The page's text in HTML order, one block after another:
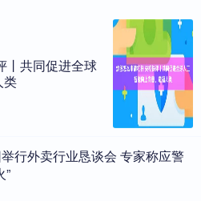
上榜营业部席位的成交额近13
征求意见：电动自行车最高设计
安全技术规范（征求意见稿）》强制
丨共同促进全球
类
行外卖行业恳谈会 专家称应警
”